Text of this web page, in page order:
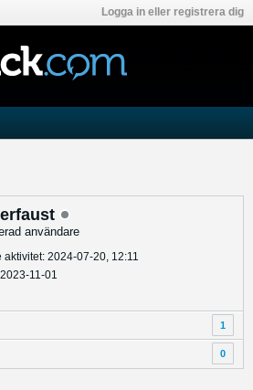
Logga in eller registrera dig
användare
aktivitet: 2024-07-20, 12:11
11-01
1
0